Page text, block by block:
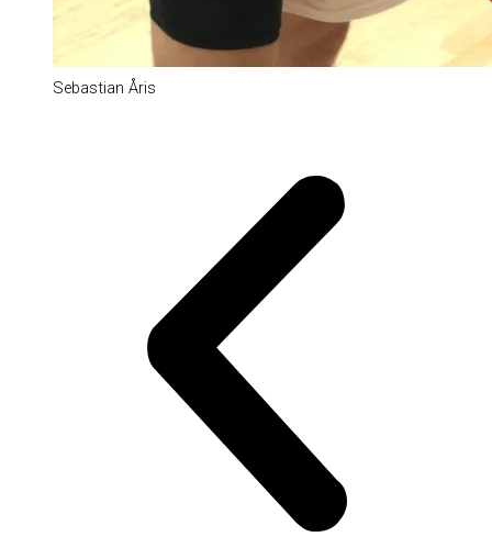
Sebastian Åris